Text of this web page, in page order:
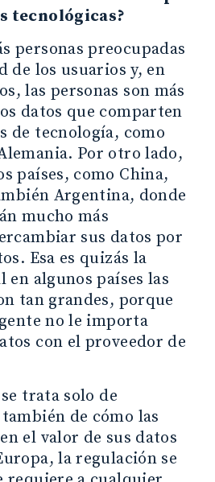
tecnológicas?
personas preocupadas
de los usuarios y, en
las personas son más
datos que comparten
de tecnología, como
Por otro lado,
países, como China,
Argentina, donde
mucho más
sus datos por
Esa es quizás la
en algunos países las
tan grandes, porque
no le importa
con el proveedor de
trata solo de
de cómo las
el valor de sus datos
la regulación se